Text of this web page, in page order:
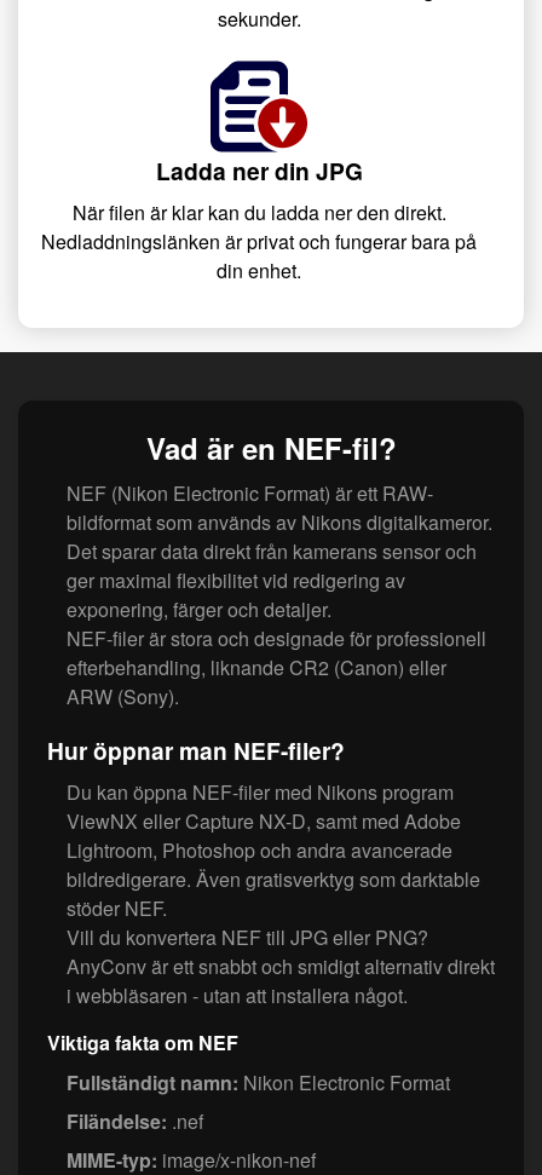
sekunder.
Ladda ner din JPG
När filen är klar kan du ladda ner den direkt.
Nedladdningslänken är privat och fungerar bara på
din enhet.
Vad är en NEF-fil?
NEF (Nikon Electronic Format) är ett RAW-
bildformat som används av Nikons digitalkameror.
Det sparar data direkt från kamerans sensor och
ger maximal flexibilitet vid redigering av
exponering, färger och detaljer.
NEF-filer är stora och designade för professionell
efterbehandling, liknande CR2 (Canon) eller
ARW (Sony).
Hur öppnar man NEF-filer?
Du kan öppna NEF-filer med Nikons program
ViewNX eller Capture NX-D, samt med Adobe
Lightroom, Photoshop och andra avancerade
bildredigerare. Även gratisverktyg som darktable
stöder NEF.
Vill du konvertera NEF till JPG eller PNG?
AnyConv är ett snabbt och smidigt alternativ direkt
i webbläsaren - utan att installera något.
Viktiga fakta om NEF
Fullständigt namn: Nikon Electronic Format
Filändelse: .nef
MIME-typ: image/x-nikon-nef